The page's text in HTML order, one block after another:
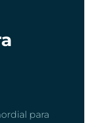
para